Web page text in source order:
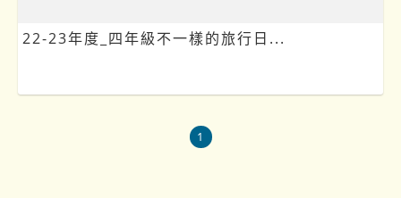
22-23年度_四年級不一樣的旅行日...
1